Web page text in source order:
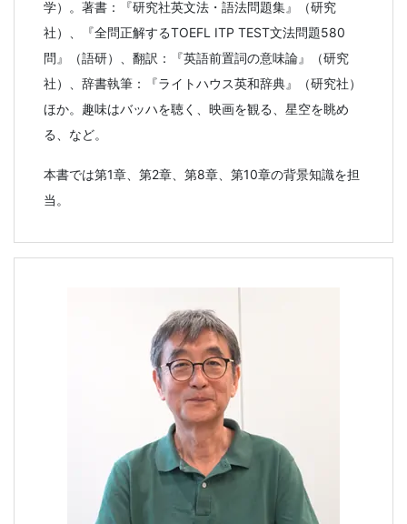
学）。著書：『研究社英文法・語法問題集』（研究
社）、『全問正解するTOEFL ITP TEST文法問題580
問』（語研）、翻訳：『英語前置詞の意味論』（研究
社）、辞書執筆：『ライトハウス英和辞典』（研究社）
ほか。趣味はバッハを聴く、映画を観る、星空を眺め
る、など。
本書では第1章、第2章、第8章、第10章の背景知識を担
当。